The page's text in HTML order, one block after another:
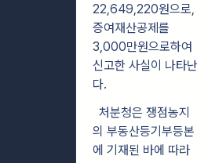
22,649,220원으로,
증여재산공제를
3,000만원으로하여
신고한 사실이 나타난
다.
처분청은 쟁점농지
의 부동산등기부등본
에 기재된 바에 따라